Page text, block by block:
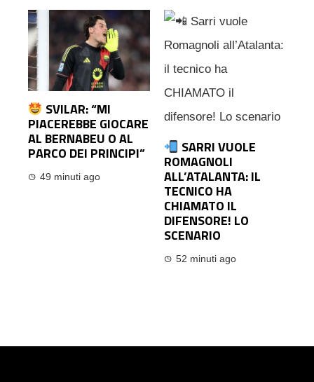
SVILAR: “MI
PIACEREBBE GIOCARE
AL BERNABEU O AL
PARCO DEI PRINCIPI”
49 minuti ago
SARRI VUOLE
ROMAGNOLI
ALL’ATALANTA: IL
TECNICO HA
CHIAMATO IL
DIFENSORE! LO
SCENARIO
52 minuti ago